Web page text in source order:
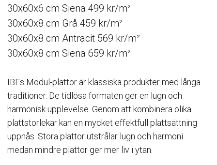
30x60x6 cm Siena 499 kr/m²
30x60x8 cm Grå 459 kr/m²
30x60x8 cm Antracit 569 kr/m²
30x60x8 cm Siena 659 kr/m²
IBFs Modul-plattor är klassiska produkter med långa
traditioner. De tidlösa formaten ger en lugn och
harmonisk upplevelse. Genom att kombinera olika
plattstorlekar kan en mycket effektfull plattsättning
uppnås. Stora plattor utstrålar lugn och harmoni
medan mindre plattor ger mer liv i ytan.